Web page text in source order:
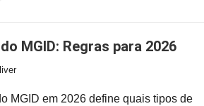
MGID: Regras para 2026
MGID em 2026 define quais tipos de